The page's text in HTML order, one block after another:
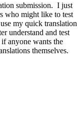
submission. I just
who might like to test
my quick translation
understand and test
anyone wants the
themselves.